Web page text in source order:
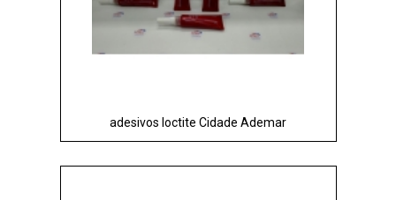
adesivos loctite Cidade Ademar